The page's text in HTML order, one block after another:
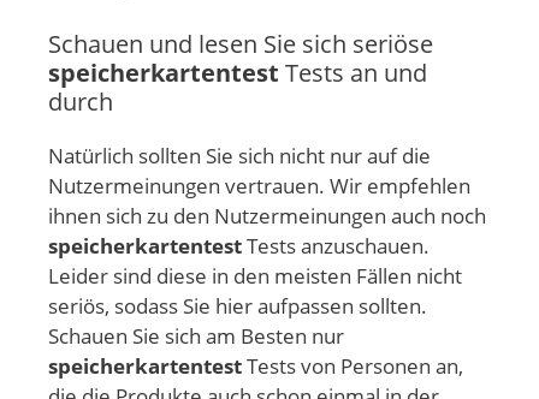
Schauen und lesen Sie sich seriöse
speicherkartentest Tests an und
durch
Natürlich sollten Sie sich nicht nur auf die
Nutzermeinungen vertrauen. Wir empfehlen
ihnen sich zu den Nutzermeinungen auch noch
speicherkartentestTests anzuschauen.
Leider sind diese in den meisten Fällen nicht
seriös, sodass Sie hier aufpassen sollten.
Schauen Sie sich am Besten nur
speicherkartentestTests von Personen an,